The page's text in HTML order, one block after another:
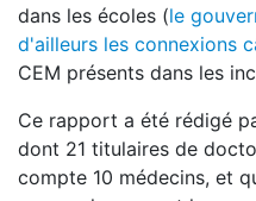
dans les écoles (le
d'ailleurs les connexions
CEM présents dans les
Ce rapport a été rédigé
dont 21 titulaires de
compte 10 médecins, et